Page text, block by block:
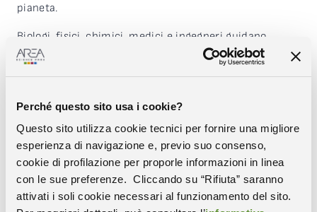
Perché questo sito usa i cookie?
Questo sito utilizza cookie tecnici per fornire una migliore
esperienza di navigazione e, previo suo consenso,
cookie di profilazione per proporle informazioni in linea
con le sue preferenze. Cliccando su “Rifiuta” saranno
attivati i soli cookie necessari al funzionamento del sito.
pianeta.
Biologi, fisici, chimici, medici e ingegneri guidano
l’audience dentro e fuori i laboratori, connettendo le
innovazioni nel campo delle scienze della vita
nostro futuro.
Scopri le loro ricerche e gli obiettivi scientifici e
immergiti in professioni ricche di conoscenza e fascino.
Progetto realizzato con il contributo del Ministero
dell’Università e delle Ricerca.